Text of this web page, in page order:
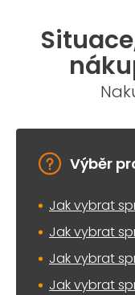
Výběr
Jak vybrat
Jak vybrat
Jak vybrat
Jak vybrat